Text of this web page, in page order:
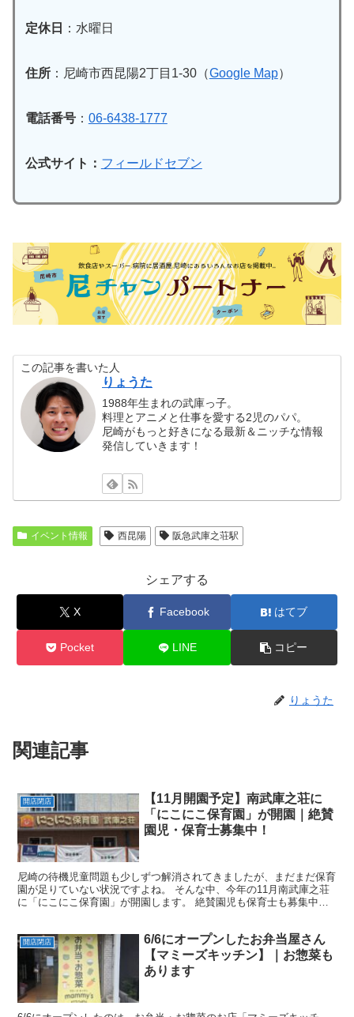
定休日 ：水曜日
住所：尼崎市西昆陽2丁目1-30（Google Map）
電話番号： 06-6438-1777
公式サイト： フィールドセブン
この記事を書いた人
りょうた
1988年生まれの武庫っ子。
料理とアニメと仕事を愛する2児のパパ。
尼崎がもっと好きになる最新＆ニッチな情報
発信していきます！
イベント情報 西昆陽 阪急武庫之荘駅
シェアする
X Facebook はてブ
Pocket LINE コピー
りょうた
関連記事
開店閉店
【11月開園予定】南武庫之荘に
「にこにこ保育園」が開園｜絶賛
園児・保育士募集中！
尼崎の待機児童問題も少しずつ解消されてきましたが、まだまだ保育
園が足りていない状況ですよね。 そんな中、今年の11月南武庫之荘
に「にこにこ保育園」が開園します。 絶賛園児も保育士も募集中と
開店閉店
6/6にオープンしたお弁当屋さん
【マミーズキッチン】｜お惣菜も
あります